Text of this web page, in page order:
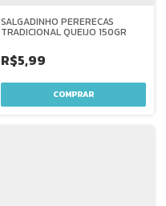
SALGADINHO PERERECAS
TRADICIONAL QUEIJO 150GR
R$5,99